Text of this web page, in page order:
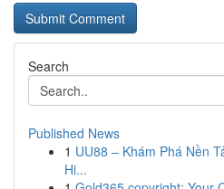
Search
Published News
1 UU88 – Khám Phá Nền
Hi...